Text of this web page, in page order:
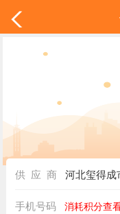
供 应 商 河北玺得成
手机号码 消耗积分查